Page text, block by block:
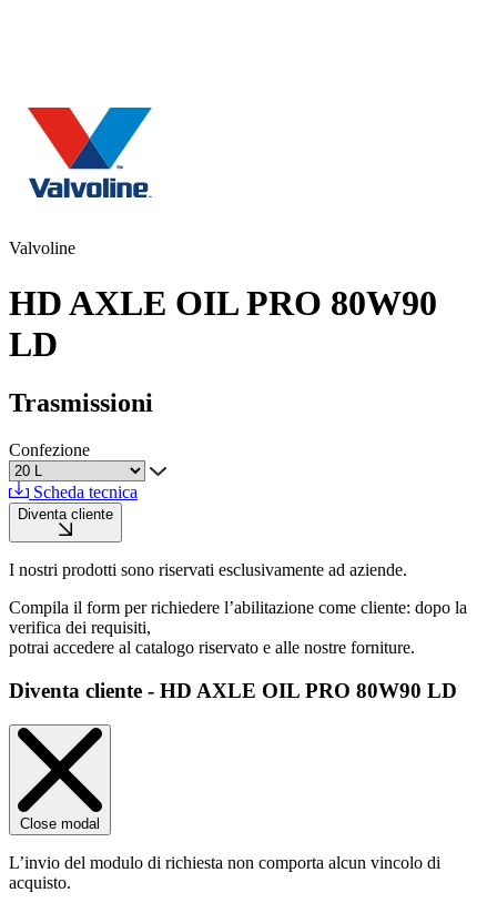
Valvoline
HD AXLE OIL PRO 80W90
LD
Trasmissioni
Confezione
Scheda tecnica
Diventa cliente
I nostri prodotti sono riservati esclusivamente ad aziende.
Compila il form per richiedere l’abilitazione come cliente: dopo la
verifica dei requisiti,
potrai accedere al catalogo riservato e alle nostre forniture.
Diventa cliente - HD AXLE OIL PRO 80W90 LD
Close modal
L’invio del modulo di richiesta non comporta alcun vincolo di
acquisto.